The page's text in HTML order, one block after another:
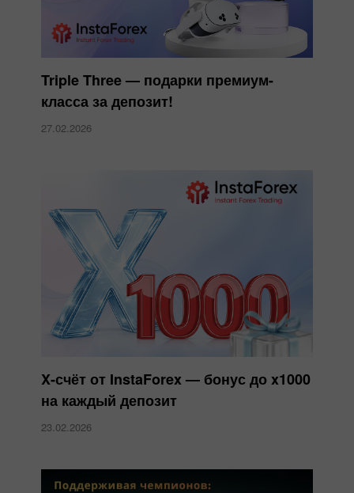
Triple Three — подарки премиум-
класса за депозит!
27.02.2026
X-счёт от InstaForex — бонус до x1000
на каждый депозит
23.02.2026